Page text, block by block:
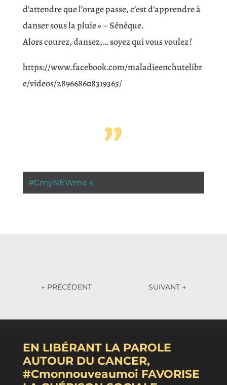
d’attendre que l’orage passe, c’est d’apprendre à
danser sous la pluie » – Sénèque.
Alors courez, dansez,… soyez qui vous voulez !
https://www.facebook.com/maladieenchutelibr
e/videos/289668608319365/
”
#CmyNEWme ✊
← PRÉCÉDENT SUIVANT →
EN LIBÉRANT LA PAROLE
AUTOUR DU CANCER,
#Cmonnouveaumoi FAVORISE